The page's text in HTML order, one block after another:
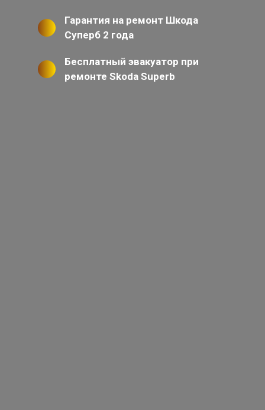
Гарантия на ремонт Шкода
Суперб 2 года
Бесплатный эвакуатор при
ремонте Skoda Superb